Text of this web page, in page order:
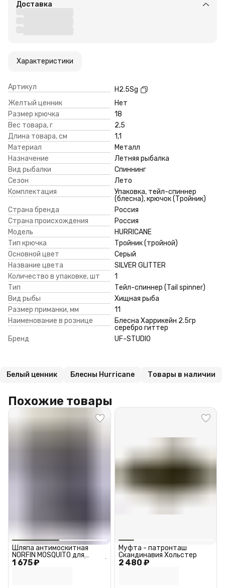
Доставка
Характеристики
Артикул
H2.5Sg
Желтый ценник
Нет
Размер крючка
18
Вес товара, г
2,5
Длина товара, см
1,1
Материал
Металл
Назначение
Летняя рыбалка
Вид рыбалки
Спиннинг
Сезон
Лето
Комплектация
Упаковка, тейл-спиннер
(блесна), крючок (Тройник)
Страна бренда
Россия
Страна происхождения
Россия
Модель
HURRICANE
Тип крючка
Тройник (тройной)
Основной цвет
Серый
Название цвета
SILVER GLITTER
Количество в упаковке, шт
1
Тип
Тейл-спиннер (Tail spinner)
Вид рыбы
Хищная рыба
Размер приманки, мм
11
Наименование в рознице
Блесна Харрикейн 2.5гр
серебро гиттер
Бренд
UF-STUDIO
Белый ценник Блесны Hurricane Товары в наличии
Похожие товары
1 675 ₽
Шляпа антимоскитная
NORFIN MOSQUITO для
туризма. охоты и рыбалки /
2 480 ₽
Муфта - патронташ
Скандинавия Хольстер